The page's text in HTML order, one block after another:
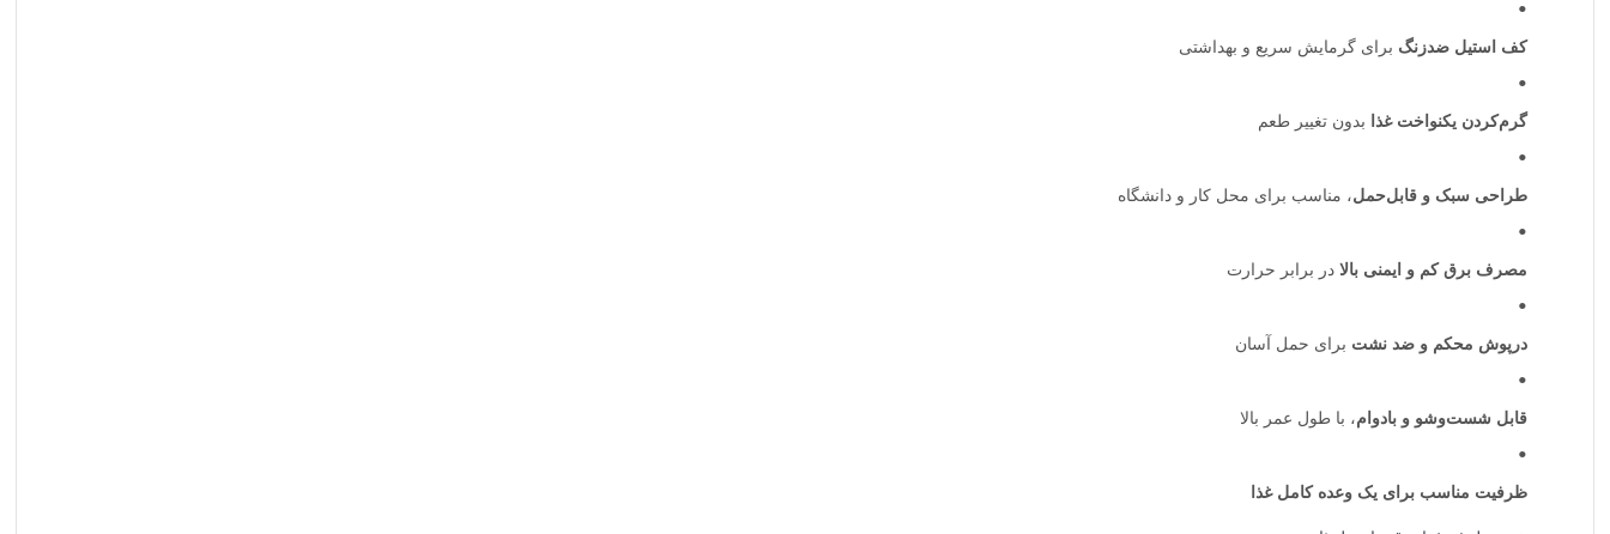
کف استیل ضدزنگ برای گرمایش سریع و بهداشتی
گرم‌کردن یکنواخت غذا بدون تغییر طعم
طراحی سبک و قابل‌حمل، مناسب برای محل کار و دانشگاه
مصرف برق کم و ایمنی بالا در برابر حرارت
درپوش محکم و ضد نشت برای حمل آسان
قابل شست‌وشو و بادوام، با طول عمر بالا
ظرفیت مناسب برای یک وعده کامل غذا